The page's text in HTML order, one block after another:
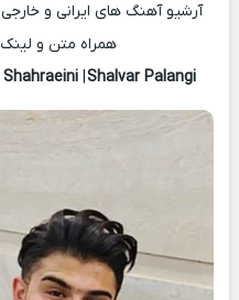
آرشیو آهنگ های ایرانی و
همراه متن و
Download Music
|Shalvar Palangi